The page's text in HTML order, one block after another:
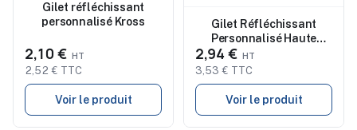
Gilet réfléchissant
personnalisé Kross
2,10 €
2,52 € TTC
Voir le produit
Gilet Réfléchissant
Personnalisé Haute
Visibilité CE Jestol
2,94 €
3,53 € TTC
Voir le produit